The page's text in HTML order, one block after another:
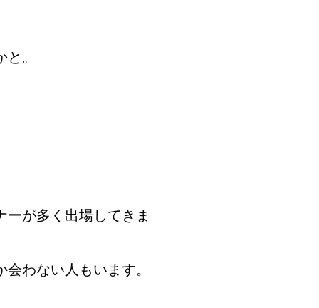
。
が多く出場してきま
わない人もいます。